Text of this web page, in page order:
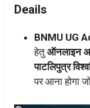
Deails
BNMU UG
हेतु ऑनलाइन
पाटलिपुत्र
पर आना होगा